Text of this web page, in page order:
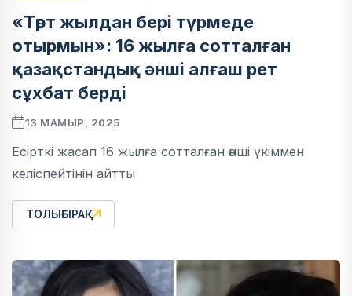
«Төрт жылдан бері түрмеде
отырмын»: 16 жылға сотталған
қазақстандық әнші алғаш рет
сұхбат берді
13 МАМЫР, 2025
Есірткі жасап 16 жылға сотталған әнші үкіммен
келіспейтінін айтты
ТОЛЫҒЫРАҚ